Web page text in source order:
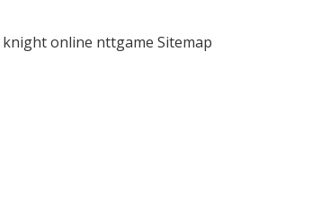
knight online nttgame Sitemap